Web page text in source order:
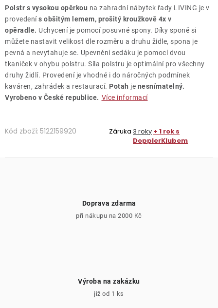
Polstr s vysokou opěrkou na zahradní nábytek řady LIVING je v
provedenís obšitým lemem, prošitý kroužkově 4x v
opěradle. Uchycení je pomocí posuvné spony. Díky sponě si
můžete nastavit velikost dle rozměru a druhu židle, spona je
pevná a nevytahuje se. Upevnění sedáku je pomocí dvou
tkaniček v ohybu polstru. Síla polstru je optimální pro všechny
druhy židlí. Provedení je vhodné i do náročných podmínek
kaváren, zahrádek a restaurací. Potah je nesnímatelný.
Vyrobeno v České republice. Více informací
Kód zboží: 5122159920 Záruka 3 roky + 1 rok s
DopplerKlubem
Doprava zdarma
při nákupu na 2000 Kč
Výroba na zakázku
již od 1 ks